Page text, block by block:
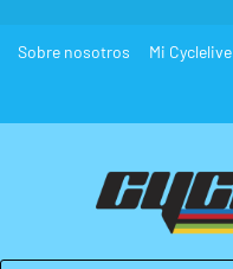
Sobre nosotros Mi Cyclelive